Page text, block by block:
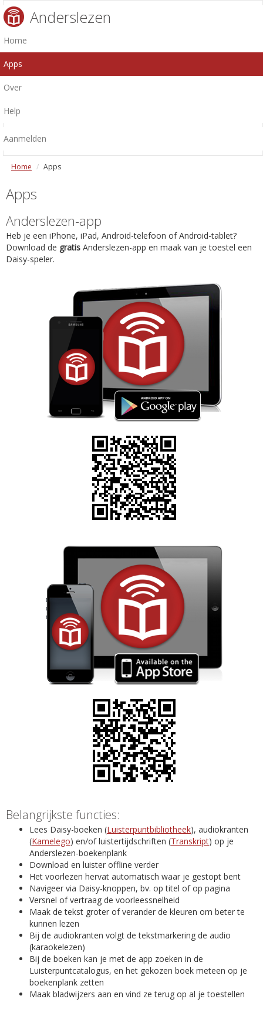
Anderslezen
Home
Apps
Over
Help
Aanmelden
Home Apps
Apps
Anderslezen-app
Heb je een iPhone, iPad, Android-telefoon of Android-tablet?
Download de gratis Anderslezen-app en maak van je toestel een
Daisy-speler.
Belangrijkste functies:
Lees Daisy-boeken (Luisterpuntbibliotheek), audiokranten
(Kamelego) en/of luistertijdschriften (Transkript) op je
Anderslezen-boekenplank
Download en luister offline verder
Het voorlezen hervat automatisch waar je gestopt bent
Navigeer via Daisy-knoppen, bv. op titel of op pagina
Versnel of vertraag de voorleessnelheid
Maak de tekst groter of verander de kleuren om beter te
kunnen lezen
Bij de audiokranten volgt de tekstmarkering de audio
(karaokelezen)
Bij de boeken kan je met de app zoeken in de
Luisterpuntcatalogus, en het gekozen boek meteen op je
boekenplank zetten
Maak bladwijzers aan en vind ze terug op al je toestellen